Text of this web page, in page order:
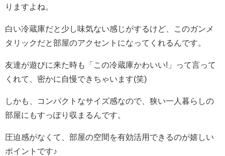
りますよね。
白い冷蔵庫だと少し味気ない感じがするけど、このガンメ
タリックだと部屋のアクセントになってくれるんです。
友達が遊びに来た時も「この冷蔵庫かわいい!」って言って
くれて、密かに自慢できちゃいます(笑)
しかも、コンパクトなサイズ感なので、狭い一人暮らしの
部屋にもすっぽり収まるんです。
圧迫感がなくて、部屋の空間を有効活用できるのが嬉しい
ポイントです♪